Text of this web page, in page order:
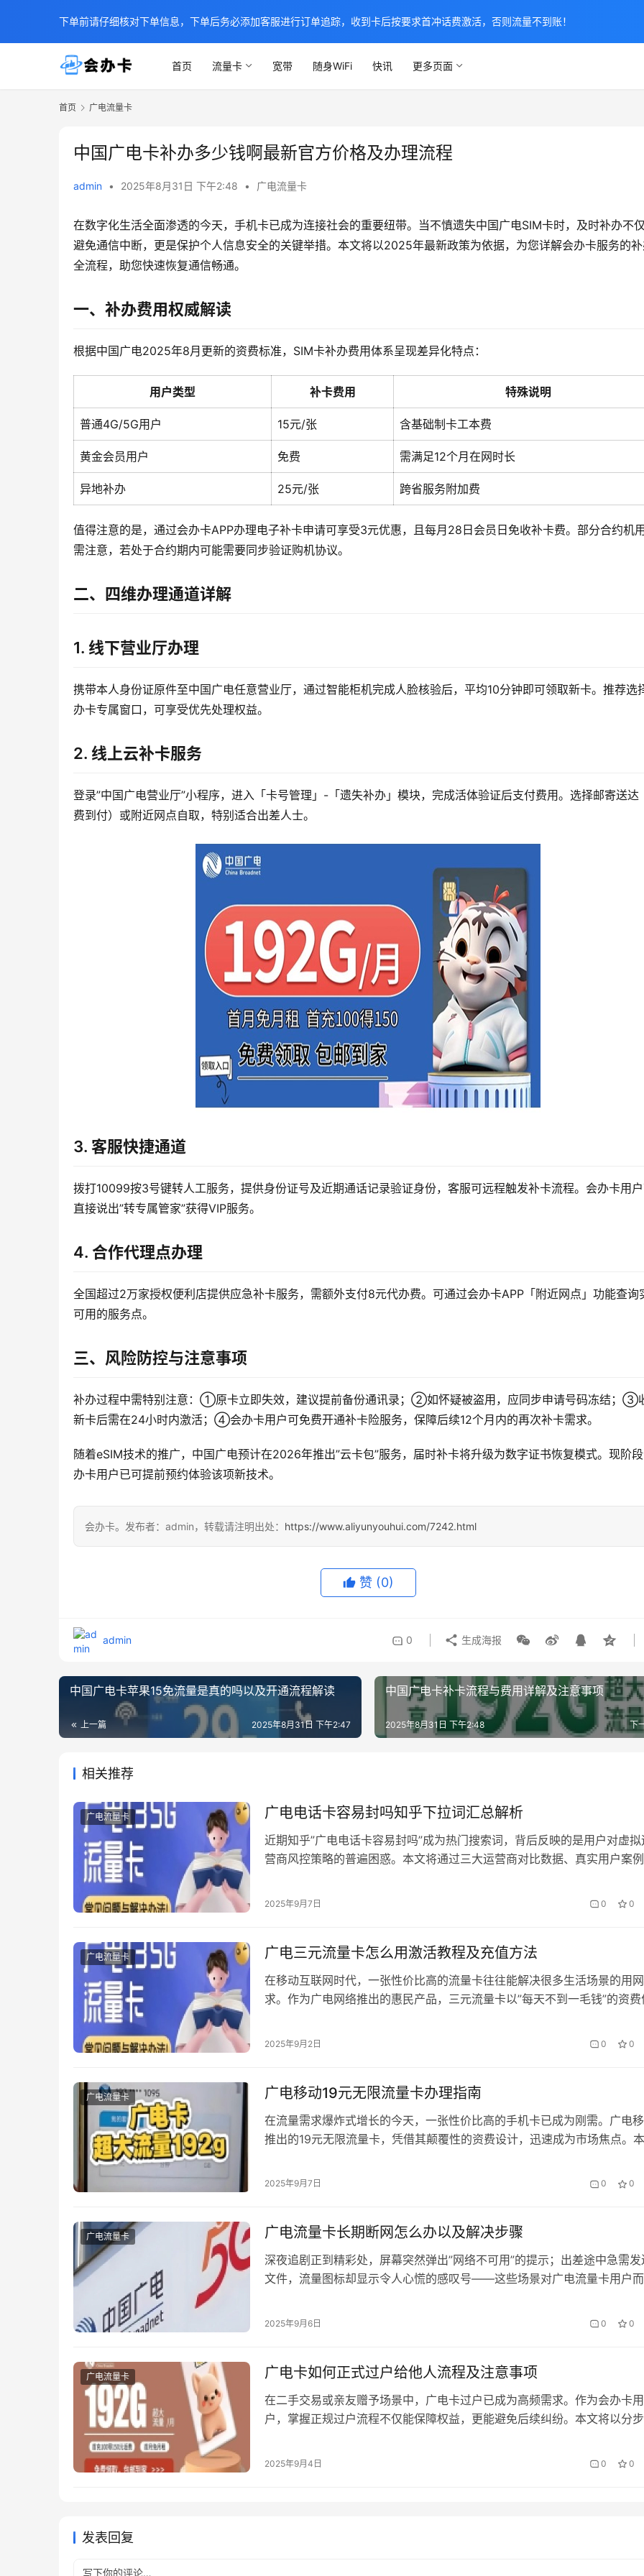
首页 流量卡 宽带 随身WiFi 快讯 更多页面
首页 广电流量卡
中国广电卡补办多少钱啊最新官方价格及办理流程
admin • 2025年8月31日 下午2:48 • 广电流量卡
在数字化生活全面渗透的今天，手机卡已成为连接社会的重要纽带。当不慎遗失中国广电SIM卡时，及时补办不
避免通信中断，更是保护个人信息安全的关键举措。本文将以2025年最新政策为依据，为您详解会办卡服务的
全流程，助您快速恢复通信畅通。
一、补办费用权威解读
根据中国广电2025年8月更新的资费标准，SIM卡补办费用体系呈现差异化特点：
用户类型 补卡费用 特殊说明
普通4G/5G用户 15元/张 含基础制卡工本费
黄金会员用户 免费 需满足12个月在网时长
异地补办 25元/张 跨省服务附加费
值得注意的是，通过会办卡APP办理电子补卡申请可享受3元优惠，且每月28日会员日免收补卡费。部分合约机
需注意，若处于合约期内可能需要同步验证购机协议。
二、四维办理通道详解
1. 线下营业厅办理
携带本人身份证原件至中国广电任意营业厅，通过智能柜机完成人脸核验后，平均10分钟即可领取新卡。推荐选
办卡专属窗口，可享受优先处理权益。
2. 线上云补卡服务
登录”中国广电营业厅”小程序，进入「卡号管理」-「遗失补办」模块，完成活体验证后支付费用。选择邮寄送达
费到付）或附近网点自取，特别适合出差人士。
3. 客服快捷通道
拨打10099按3号键转人工服务，提供身份证号及近期通话记录验证身份，客服可远程触发补卡流程。会办卡用
直接说出”转专属管家”获得VIP服务。
4. 合作代理点办理
全国超过2万家授权便利店提供应急补卡服务，需额外支付8元代办费。可通过会办卡APP「附近网点」功能查询
可用的服务点。
三、风险防控与注意事项
补办过程中需特别注意：①原卡立即失效，建议提前备份通讯录；②如怀疑被盗用，应同步申请号码冻结；③
新卡后需在24小时内激活；④会办卡用户可免费开通补卡险服务，保障后续12个月内的再次补卡需求。
随着eSIM技术的推广，中国广电预计在2026年推出”云卡包”服务，届时补卡将升级为数字证书恢复模式。现阶
办卡用户已可提前预约体验该项新技术。
会办卡。发布者：admin，转载请注明出处： https://www.aliyunyouhui.com/7242.html
赞 (0)
admin 0 生成海报
中国广电卡苹果15免流量是真的吗以及开通流程解读
上一篇 2025年8月31日 下午2:47
中国广电卡补卡流程与费用详解及注意事项
下
2025年8月31日 下午2:48
相关推荐
广电流量卡 广电电话卡容易封吗知乎下拉词汇总解析
近期知乎”广电电话卡容易封吗”成为热门搜索词，背后反映的是用户对虚拟
营商风控策略的普遍困惑。本文将通过三大运营商对比数据、真实用户案例
知乎热词看行业痛点 在知乎”广电电话卡”相关下拉词中，”封卡原因””…
2025年9月7日 0 0
广电流量卡 广电三元流量卡怎么用激活教程及充值方法
在移动互联网时代，一张性价比高的流量卡往往能解决很多生活场景的用
求。作为广电网络推出的惠民产品，三元流量卡以”每天不到一毛钱”的资费
用最直观的方式，带您完成从开卡到使用的全流程操作。 一、开箱验卡与初
2025年9月2日 0 0
广电流量卡 广电移动19元无限流量卡办理指南
在流量需求爆炸式增长的今天，一张性价比高的手机卡已成为刚需。广电
推出的19元无限流量卡，凭借其颠覆性的资费设计，迅速成为市场焦点。
请。 一、为什么选择广电19元无限流量卡？ 相比传统运营商动辄百元的套
2025年9月7日 0 0
广电流量卡 广电流量卡长期断网怎么办以及解决步骤
深夜追剧正到精彩处，屏幕突然弹出”网络不可用”的提示；出差途中急需发
文件，流量图标却显示令人心慌的感叹号——这些场景对广电流量卡用户而
背后往往隐藏着多重诱因，本文将带您系统排查问题根源，并提供阶梯式解
2025年9月6日 0 0
广电流量卡 广电卡如何正式过户给他人流程及注意事项
在二手交易或亲友赠予场景中，广电卡过户已成为高频需求。作为会办卡用
户，掌握正规过户流程不仅能保障权益，更能避免后续纠纷。本文将以分步
原卡主资料核验双方需携带原件：身份证（港澳台居民居住证亦可）、会办
2025年9月4日 0 0
发表回复
下单前请仔细核对下单信息，下单后务必添加客服进行订单追踪，收到卡后按要求首冲话费激活，否则流量不到账！